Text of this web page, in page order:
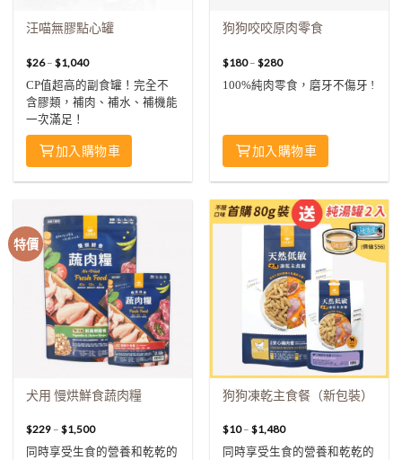
汪喵無膠點心罐
$26–$1,040
CP值超高的副食罐！完全不
含膠類，補肉、補水、補機能
一次滿足！
加入購物車
狗狗咬咬原肉零食
$180–$280
100%純肉零食，磨牙不傷牙 !
加入購物車
特價
犬用 慢烘鮮食蔬肉糧
$229 –$1,500
同時享受生食的營養和乾乾的
狗狗凍乾主食餐（新包裝）
$10–$1,480
同時享受生食的營養和乾乾的